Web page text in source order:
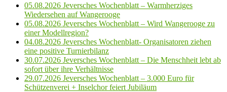
05.08.2026 Jeversches Wochenblatt – Warmherziges
Wiedersehen auf Wangerooge
05.08.2026 Jeversches Wochenblatt – Wird Wangerooge zu
einer Modellregion?
04.08.2026 Jeversches Wochenblatt- Organisatoren ziehen
eine positive Turnierbilanz
30.07.2026 Jeversches Wochenblatt – Die Menschheit lebt ab
sofort über ihre Verhältnisse
29.07.2026 Jeversches Wochenblatt – 3.000 Euro für
Schützenverei + Inselchor feiert Jubiläum